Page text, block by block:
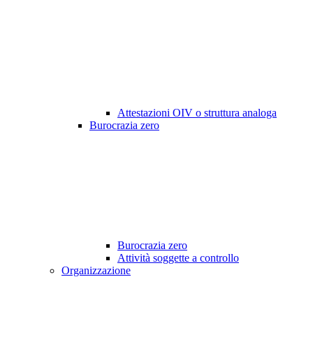
Attestazioni OIV o struttura analoga
Burocrazia zero
Burocrazia zero
Attività soggette a controllo
Organizzazione